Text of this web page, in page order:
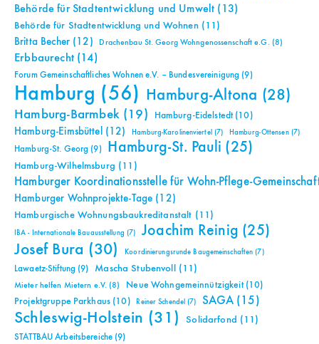
Behörde für Stadtentwicklung und Umwelt (13)
Behörde für Stadtentwicklung und Wohnen(11)
Britta Becher(12) Drachenbau St. Georg Wohngenossenschaft e.G. (8)
Erbbaurecht(14)
Forum Gemeinschaftliches Wohnen e.V. – Bundesvereinigung (9)
Hamburg (56) Hamburg-Altona (28)
Hamburg-Barmbek(19) Hamburg-Eidelstedt(10)
Hamburg-Eimsbüttel (12) Hamburg-Karolinenviertel (7) Hamburg-Ottensen(7)
Hamburg-St. Georg (9) Hamburg-St. Pauli (25)
Hamburg-Wilhelmsburg (11)
Hamburger Koordinationsstelle für Wohn-Pflege-
Hamburger Wohnprojekte-Tage (12)
Hamburgische Wohnungsbaukreditanstalt (11)
IBA - Internationale Bauausstellung (7) Joachim Reinig (25)
Josef Bura (30) Koordinierungsrunde Baugemeinschaften (7)
Lawaetz-Stiftung (9) Mascha Stubenvoll (11)
Mieter helfen Mietern e.V. (8) Neue Wohngemeinnützigkeit(10)
Projektgruppe Parkhaus (10) Reiner Schendel (7) SAGA(15)
Schleswig-Holstein (31) Solidarfond (11)
STATTBAU Arbeitsbereiche (9)